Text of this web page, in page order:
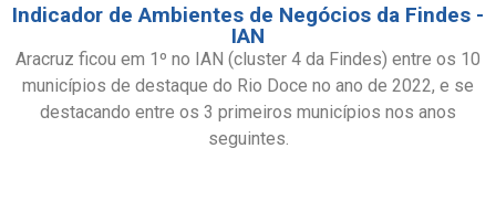
Indicador de Ambientes de Negócios da Findes -
IAN
Aracruz ficou em 1º no IAN (cluster 4 da Findes) entre os 10
municípios de destaque do Rio Doce no ano de 2022, e se
destacando entre os 3 primeiros municípios nos anos
seguintes.